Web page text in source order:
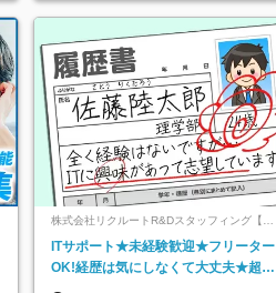
株式会社リクルートR&Dスタッフィング【リ
クルートグループ】
ITサポート★未経験歓迎★フリーター
OK!経歴は気にしなくて大丈夫★超大